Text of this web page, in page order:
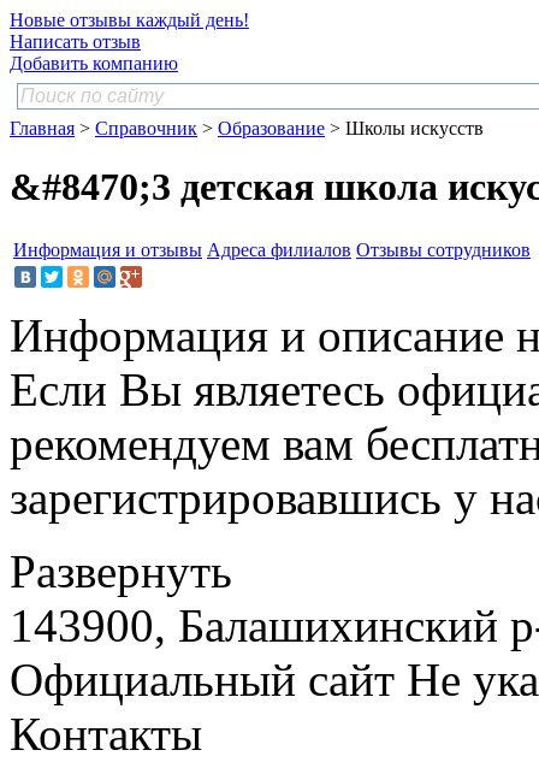
Новые отзывы каждый день!
Написать отзыв
Добавить компанию
Главная > Справочник > Образование > Школы искусств
&#8470;3 детская школа
Информация и отзывы Адреса филиалов Отзывы сотрудников
Информация и описание
Если Вы являетесь
рекомендуем вам
зарегистрировавшись у
Развернуть
143900, Балашихинский
Официальный сайт Не
Контакты